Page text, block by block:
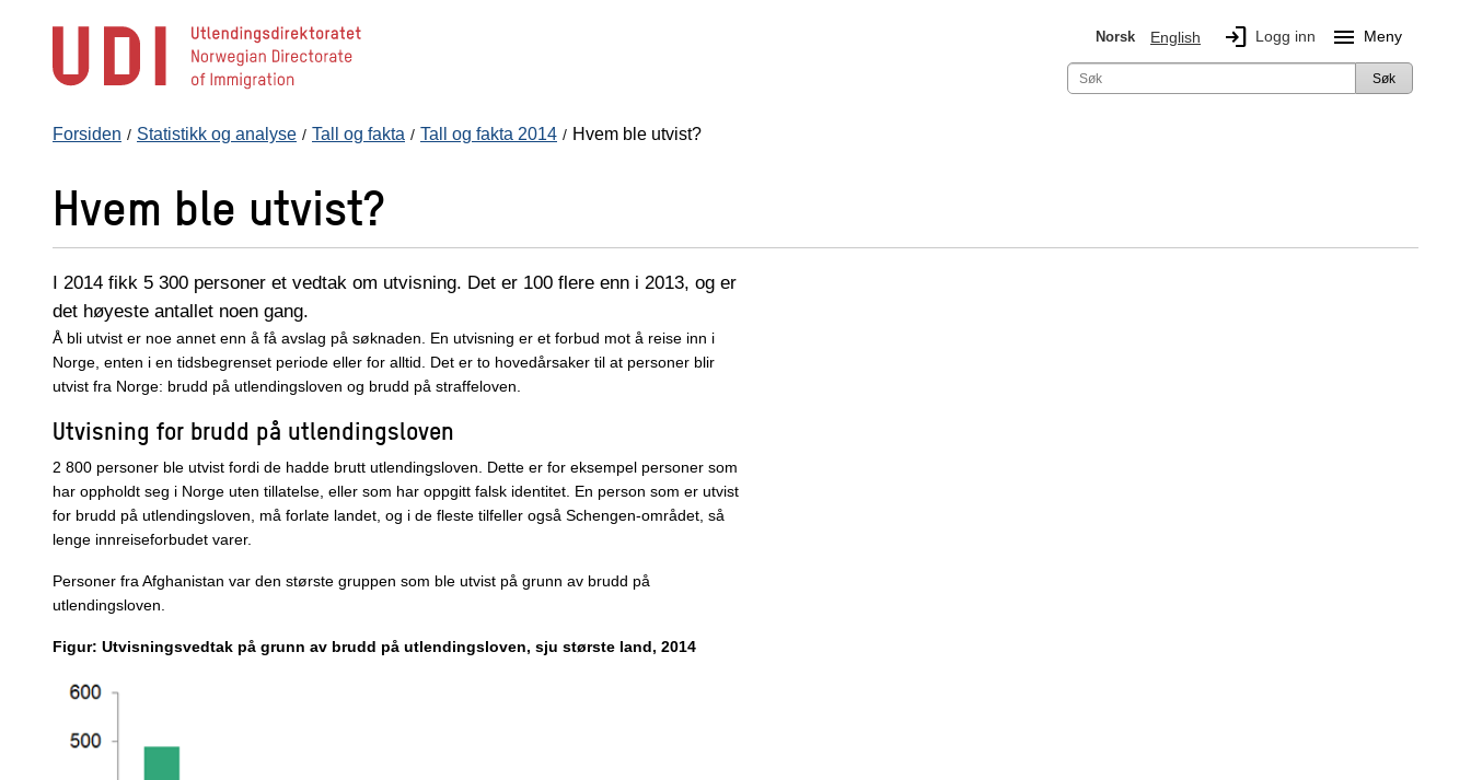
Norsk English login Logg inn menu Meny
Søk
Forsiden Statistikk og analyse Tall og fakta Tall og fakta 2014 Hvem ble utvist?
Hvem ble utvist?
I 2014 fikk 5 300 personer et vedtak om utvisning. Det er 100 flere enn i 2013, og er
det høyeste antallet noen gang.
Å bli utvist er noe annet enn å få avslag på søknaden. En utvisning er et forbud mot å reise inn i
Norge, enten i en tidsbegrenset periode eller for alltid. Det er to hovedårsaker til at personer blir
utvist fra Norge: brudd på utlendingsloven og brudd på straffeloven.
Utvisning for brudd på utlendingsloven
2 800 personer ble utvist fordi de hadde brutt utlendingsloven. Dette er for eksempel personer som
har oppholdt seg i Norge uten tillatelse, eller som har oppgitt falsk identitet. En person som er utvist
for brudd på utlendingsloven, må forlate landet, og i de fleste tilfeller også Schengen-området, så
lenge innreiseforbudet varer.
Personer fra Afghanistan var den største gruppen som ble utvist på grunn av brudd på
utlendingsloven.
Figur: Utvisningsvedtak på grunn av brudd på utlendingsloven, sju største land, 2014